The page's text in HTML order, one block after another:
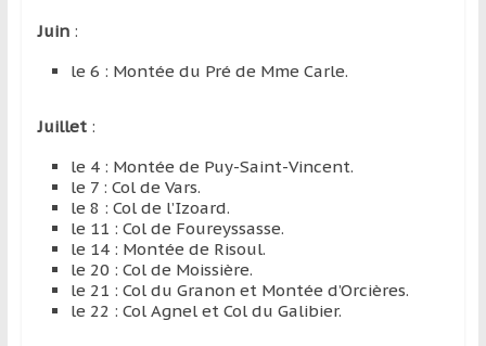
Juin:
le 6 : Montée du Pré de Mme Carle.
Juillet:
le 4 : Montée de Puy-Saint-Vincent.
le 7 : Col de Vars.
le 8 : Col de l’Izoard.
le 11 : Col de Foureyssasse.
le 14 : Montée de Risoul.
le 20 : Col de Moissière.
le 21 : Col du Granon et Montée d’Orcières.
le 22 : Col Agnel et Col du Galibier.